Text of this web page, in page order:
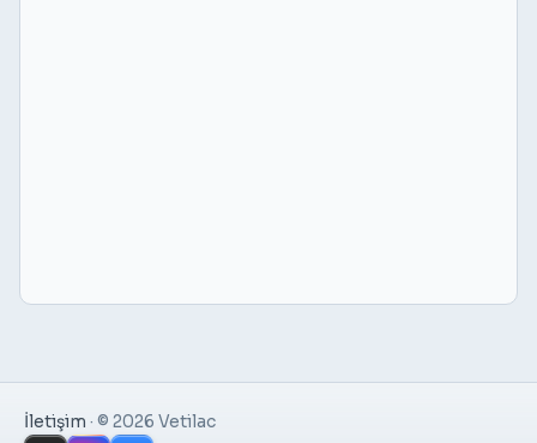
İletişim · © 2026 Vetilac